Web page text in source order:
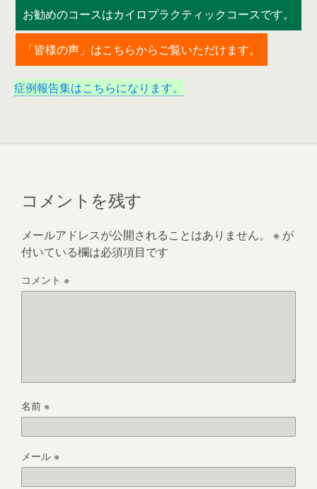
お勧めのコースはカイロプラクティックコースです。
「皆様の声」はこちらからご覧いただけます。
症例報告集はこちらになります。
コメントを残す
メールアドレスが公開されることはありません。 ※ が
付いている欄は必須項目です
コメント ※
名前※
メール※